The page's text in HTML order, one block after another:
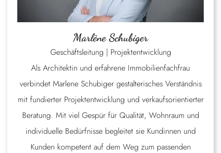
Marlène Schubiger
Geschäftsleitung | Projektentwicklung
Als Architektin und erfahrene Immobilienfachfrau
verbindet Marlene Schubiger gestalterisches Verständnis
mit fundierter Projektentwicklung und verkaufsorientierter
Beratung. Mit viel Gespür für Qualität, Wohnraum und
individuelle Bedürfnisse begleitet sie Kundinnen und
Kunden kompetent auf dem Weg zum passenden